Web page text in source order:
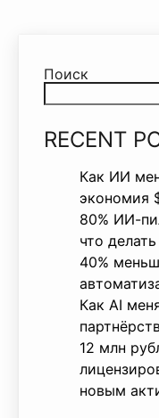
Поиск
RECENT
Как ИИ
экономия
80% ИИ-
что
40%
Как AI
12 млн
новым